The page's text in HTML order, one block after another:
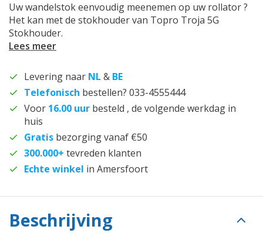
Uw wandelstok eenvoudig meenemen op uw rollator ?
Het kan met de stokhouder van Topro Troja 5G
Stokhouder.
Lees meer
Levering naar NL & BE
Telefonisch bestellen? 033-4555444
Voor 16.00 uur besteld , de volgende werkdag in
huis
Gratis bezorging vanaf €50
300.000+ tevreden klanten
Echte winkel in Amersfoort
Beschrijving